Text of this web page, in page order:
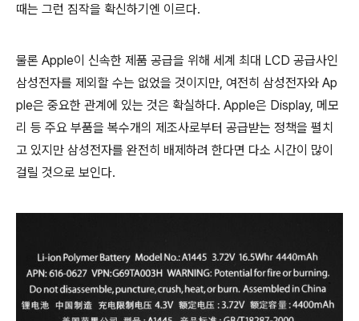
때는 그런 짐작을 확신하기엔 이르다.
물론 Apple이 신속한 제품 공급을 위해 세계 최대 LCD 공급사인
삼성전자를 제외할 수는 없었을 것이지만, 여전히 삼성전자와 Ap
ple은 중요한 관계에 있는 것은 확실하다. Apple은 Display, 메모
리 등 주요 부품을 복수개의 제조사로부터 공급받는 정책을 펼치
고 있지만 삼성전자를 완전히 배제하려 한다면 다소 시간이 많이
걸릴 것으로 보인다.